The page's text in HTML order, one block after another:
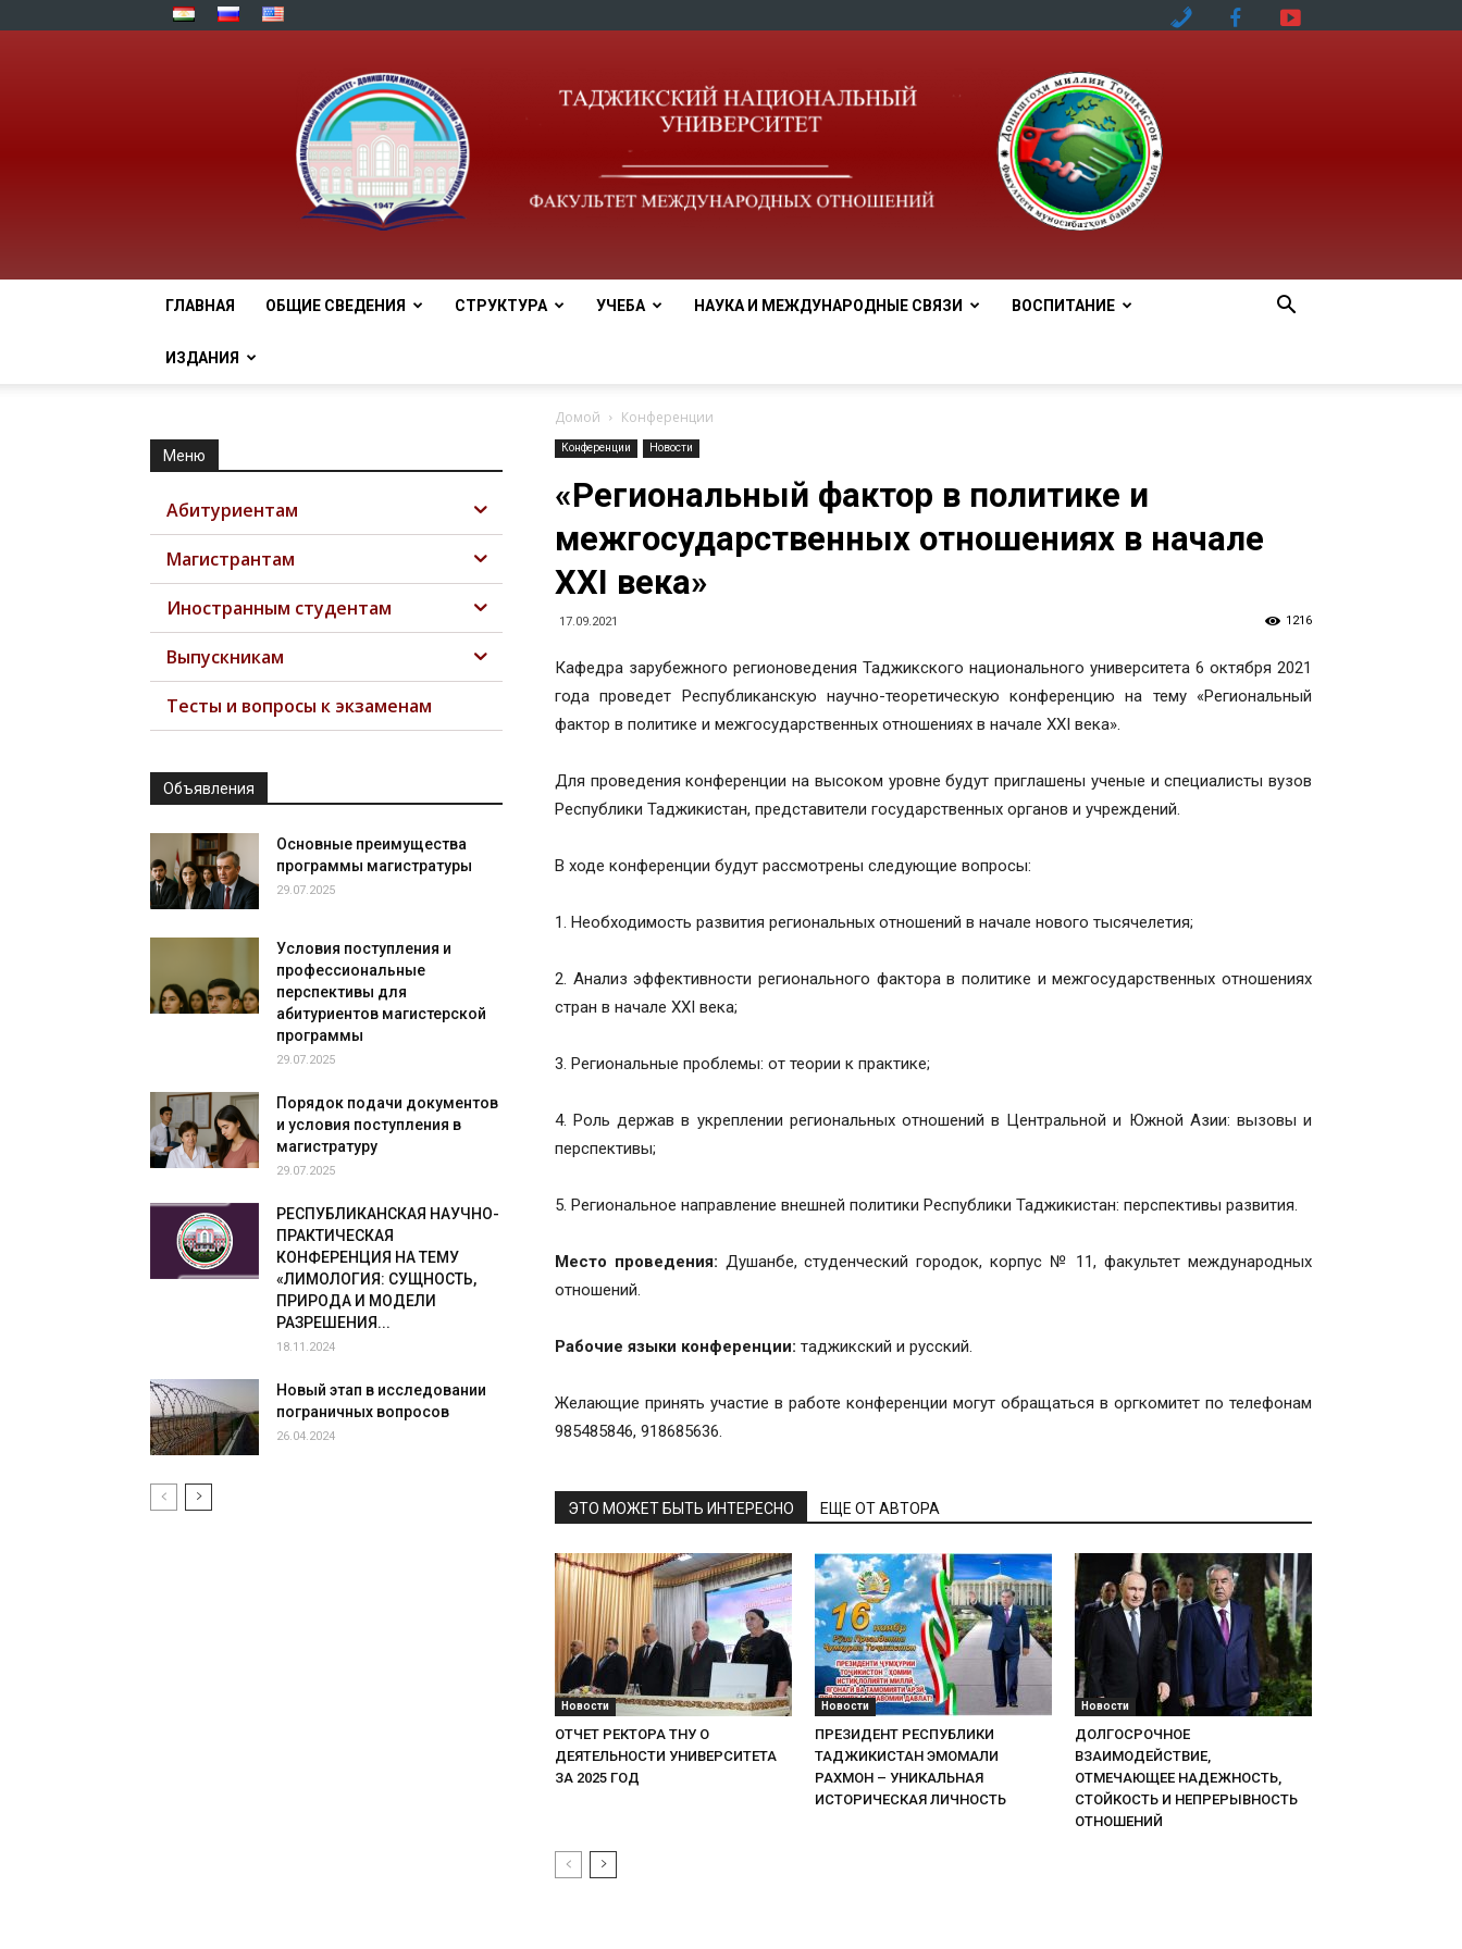
ГЛАВНАЯ ОБЩИЕ СВЕДЕНИЯ СТРУКТУРА УЧЕБА НАУКА И МЕЖДУНАРОДНЫЕ СВЯЗИ ВОСПИТАНИЕ
ИЗДАНИЯ
Домой Конференции
Конференции Новости
«Региональный фактор в политике и
межгосударственных отношениях в начале
XXI века»
17.09.2021 1216
Кафедра зарубежного регионоведения Таджикского национального университета 6 октября 2021
года проведет Республиканскую научно-теоретическую конференцию на тему «Региональный
фактор в политике и межгосударственных отношениях в начале XXI века».
Для проведения конференции на высоком уровне будут приглашены ученые и специалисты вузов
Республики Таджикистан, представители государственных органов и учреждений.
В ходе конференции будут рассмотрены следующие вопросы:
1. Необходимость развития региональных отношений в начале нового тысячелетия;
2. Анализ эффективности регионального фактора в политике и межгосударственных отношениях
стран в начале XXI века;
3. Региональные проблемы: от теории к практике;
4. Роль держав в укреплении региональных отношений в Центральной и Южной Азии: вызовы и
перспективы;
5. Региональное направление внешней политики Республики Таджикистан: перспективы развития.
Место проведения: Душанбе, студенческий городок, корпус № 11, факультет международных
отношений.
Рабочие языки конференции: таджикский и русский.
Желающие принять участие в работе конференции могут обращаться в оргкомитет по телефонам
985485846, 918685636.
ЭТО МОЖЕТ БЫТЬ ИНТЕРЕСНО ЕЩЕ ОТ АВТОРА
Новости
ОТЧЕТ РЕКТОРА ТНУ О
ДЕЯТЕЛЬНОСТИ УНИВЕРСИТЕТА
ЗА 2025 ГОД
Новости
ПРЕЗИДЕНТ РЕСПУБЛИКИ
ТАДЖИКИСТАН ЭМОМАЛИ
РАХМОН – УНИКАЛЬНАЯ
ИСТОРИЧЕСКАЯ ЛИЧНОСТЬ
Новости
ДОЛГОСРОЧНОЕ
ВЗАИМОДЕЙСТВИЕ,
ОТМЕЧАЮЩЕЕ НАДЕЖНОСТЬ,
СТОЙКОСТЬ И НЕПРЕРЫВНОСТЬ
ОТНОШЕНИЙ
Меню
Абитуриентам
Магистрантам
Иностранным студентам
Выпускникам
Тесты и вопросы к экзаменам
Объявления
Основные преимущества
программы магистратуры
29.07.2025
Условия поступления и
профессиональные
перспективы для
абитуриентов магистерской
программы
29.07.2025
Порядок подачи документов
и условия поступления в
магистратуру
29.07.2025
РЕСПУБЛИКАНСКАЯ НАУЧНО-
ПРАКТИЧЕСКАЯ
КОНФЕРЕНЦИЯ НА ТЕМУ
«ЛИМОЛОГИЯ: СУЩНОСТЬ,
ПРИРОДА И МОДЕЛИ
РАЗРЕШЕНИЯ...
18.11.2024
Новый этап в исследовании
пограничных вопросов
26.04.2024